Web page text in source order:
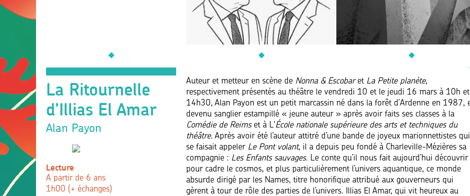
La Ritournelle
d’Illias El Amar
Alan Payon
Lecture
A partir de 6 ans
1h00 (+ échanges)
Auteur et metteur en scène de Nonna & Escobaret La Petite planète,
respectivement présentés au théâtre le vendredi 10 et le jeudi 16 mars à 10h et
14h30, Alan Payon est un petit marcassin né dans la forêt d’Ardenne en 1987,
devenu sanglier estampillé « jeune auteur » après avoir faits ses classes à la
Comédie de Reimset à L'École nationale supérieure des arts et techniques du
théâtre. Après avoir été l’auteur attitré d’une bande de joyeux marionnettistes qui
se faisait appelerLe Pont volant, il a depuis peu fondé à Charleville-Mézières sa
compagnie : Les Enfants sauvages. Le conte qu’il nous fait aujourd’hui découvrir
pour cadre le cosmos, et plus particulièrement l’univers aquantique, ce monde
absurde dirigé par les Names, titre honorifique attribué aux gouverneurs qui
gèrent à tour de rôle des parties de l’univers. Illias El Amar, qui vit heureux au